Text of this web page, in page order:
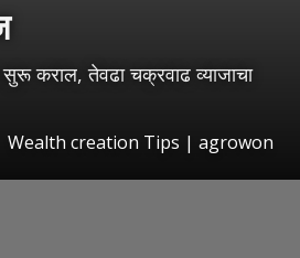
कराल, तेवढा चक्रवाढ व्याजाचा
Wealth creation Tips | agrowon